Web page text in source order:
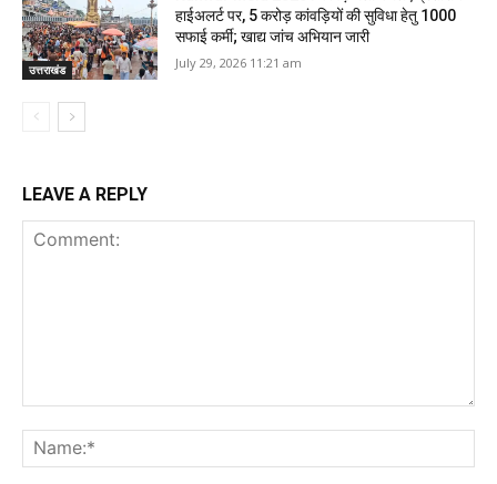
उत्तराखंड
हाईअलर्ट पर, 5 करोड़ कांवड़ियों की सुविधा हेतु 1000
सफाई कर्मी; खाद्य जांच अभियान जारी
July 29, 2026 11:21 am
LEAVE A REPLY